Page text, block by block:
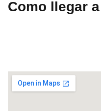
Como llegar